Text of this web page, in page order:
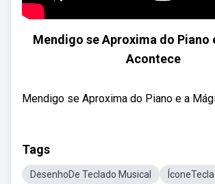
Mendigo se Aproxima do Piano
Acontece
Mendigo se Aproxima do Piano e a
Tags
DesenhoDe Teclado Musical